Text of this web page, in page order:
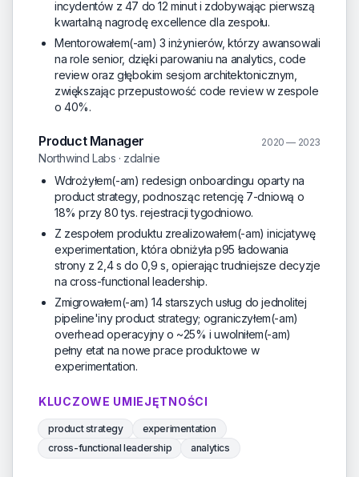
incydentów z 47 do 12 minut i zdobywając pierwszą
kwartalną nagrodę excellence dla zespołu.
Mentorowałem(-am) 3 inżynierów, którzy awansowali
na role senior, dzięki parowaniu na analytics, code
review oraz głębokim sesjom architektonicznym,
zwiększając przepustowość code review w zespole
o 40%.
Product Manager 2020 — 2023
Northwind Labs · zdalnie
Wdrożyłem(-am) redesign onboardingu oparty na
product strategy, podnosząc retencję 7-dniową o
18% przy 80 tys. rejestracji tygodniowo.
Z zespołem produktu zrealizowałem(-am) inicjatywę
experimentation, która obniżyła p95 ładowania
strony z 2,4 s do 0,9 s, opierając trudniejsze decyzje
na cross-functional leadership.
Zmigrowałem(-am) 14 starszych usług do jednolitej
pipeline'iny product strategy; ograniczyłem(-am)
overhead operacyjny o ~25% i uwolniłem(-am)
pełny etat na nowe prace produktowe w
experimentation.
KLUCZOWE UMIEJĘTNOŚCI
product strategy
experimentation
cross-functional leadership
analytics